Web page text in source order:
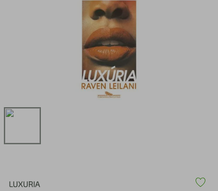
LUXURIA